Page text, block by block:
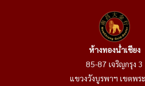
ห้างทองน่ำเชียง
85-87 เจริญกรุง 3
แขวงวังบูรพาฯ เขตพร